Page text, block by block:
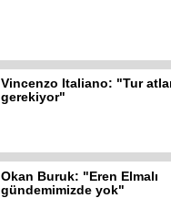
Vincenzo Italiano: "Tur
gerekiyor"
Okan Buruk: "Eren Elmalı
gündemimizde yok"